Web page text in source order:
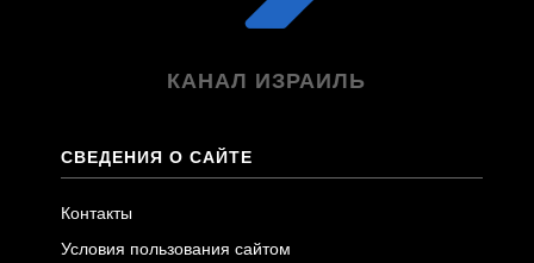
КАНАЛ ИЗРАИЛЬ
СВЕДЕНИЯ О САЙТЕ
Контакты
Условия пользования сайтом